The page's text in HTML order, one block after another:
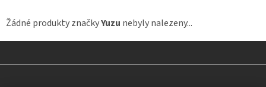
Žádné produkty značkyYuzu nebyly nalezeny...